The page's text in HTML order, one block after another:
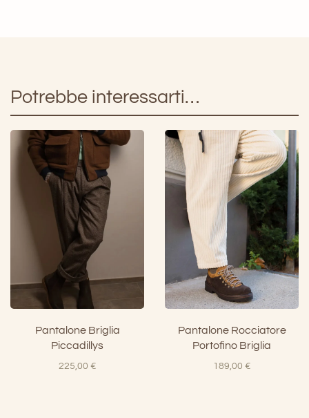
Potrebbe interessarti…
Pantalone Briglia
Piccadillys
225,00 €
Pantalone Rocciatore
Portofino Briglia
189,00 €